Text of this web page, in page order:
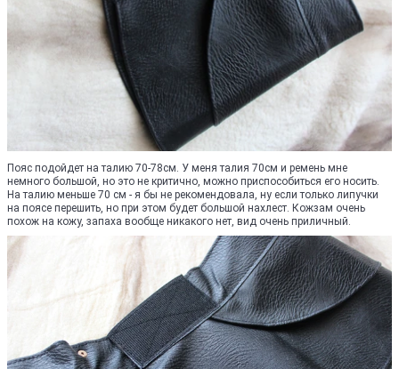
Пояс подойдет на талию 70-78см. У меня талия 70см и ремень мне
немного большой, но это не критично, можно приспособиться его носить.
На талию меньше 70 см - я бы не рекомендовала, ну если только липучки
на поясе перешить, но при этом будет большой нахлест. Кожзам очень
похож на кожу, запаха вообще никакого нет, вид очень приличный.